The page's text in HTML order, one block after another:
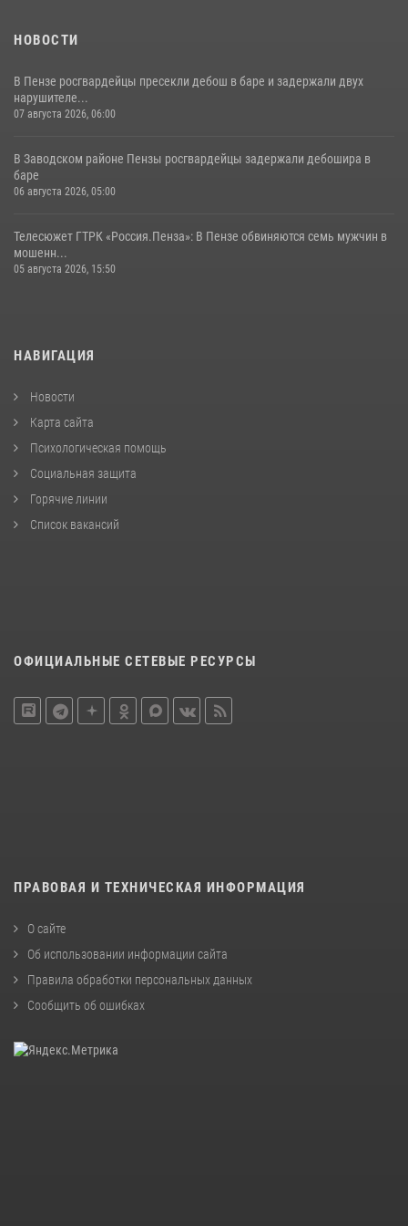
НОВОСТИ
В Пензе росгвардейцы пресекли дебош в баре и задержали двух
нарушителе...
07 августа 2026, 06:00
В Заводском районе Пензы росгвардейцы задержали дебошира в
баре
06 августа 2026, 05:00
Телесюжет ГТРК «Россия.Пенза»: В Пензе обвиняются семь мужчин в
мошенн...
05 августа 2026, 15:50
НАВИГАЦИЯ
Новости
Карта сайта
Психологическая помощь
Социальная защита
Горячие линии
Список вакансий
ОФИЦИАЛЬНЫЕ СЕТЕВЫЕ РЕСУРСЫ
ПРАВОВАЯ И ТЕХНИЧЕСКАЯ ИНФОРМАЦИЯ
О сайте
Об использовании информации сайта
Правила обработки персональных данных
Сообщить об ошибках